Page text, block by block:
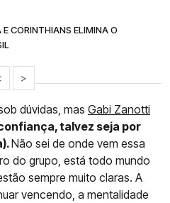
CORINTHIANS ELIMINA O
>
dúvidas, mas Gabi Zanotti
talvez seja por
Não sei de onde vem essa
do grupo, está todo mundo
sempre muito claras. A
vencendo, a mentalidade